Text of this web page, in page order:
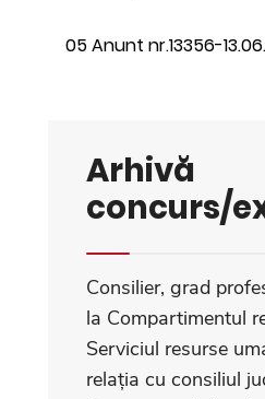
05 Anunt nr.13356-
Arhivă
concurs/
Consilier, grad
la Compartimentul
Serviciul resurse
relația cu consiliul